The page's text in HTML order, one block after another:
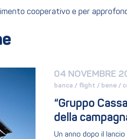
cooperativo e per
04 NOVEMBRE
banca / flight / bene /
“Gruppo
della
Un anno dopo il